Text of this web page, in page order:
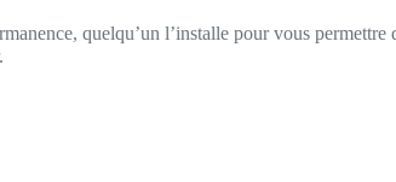
quelqu’un l’installe pour vous